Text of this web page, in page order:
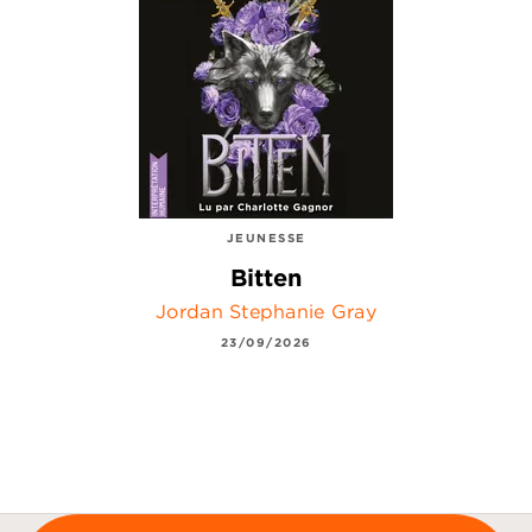
JEUNESSE
Bitten
Jordan Stephanie Gray
23/09/2026